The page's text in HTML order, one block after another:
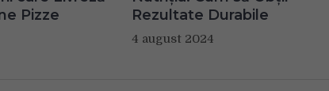
Pizze
Rezultate Durabile
4 august 2024